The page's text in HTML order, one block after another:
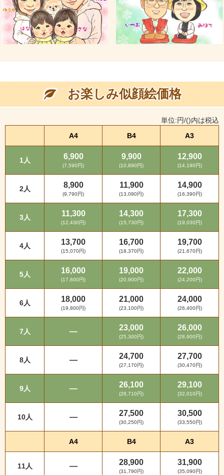
お楽しみ似顔絵価格
単位:円/()内は税込
A4
B4 A3
1人 6,900
(7,590円)
9,900
(10,890円)
12,900
(14,190円)
2人 8,900
(9,790円)
11,900
(13,090円)
14,900
(16,390円)
3人 11,300
(12,430円)
14,300
(15,730円)
17,300
(19,030円)
4人 13,700
(15,070円)
16,700
(18,370円)
19,700
(21,670円)
5人 16,000
(17,600円)
19,000
(20,900円)
22,000
(24,200円)
6人 18,000
(19,800円)
21,000
(23,100円)
24,000
(26,400円)
7人 — 23,000
(25,300円)
26,000
(28,600円)
8人 — 24,700
(27,170円)
27,700
(30,470円)
9人 — 26,100
(28,710円)
29,100
(32,010円)
10人 — 27,500
(30,250円)
30,500
(33,550円)
A4 B4 A3
11人 — 28,900
(31,790円)
31,900
(35,090円)